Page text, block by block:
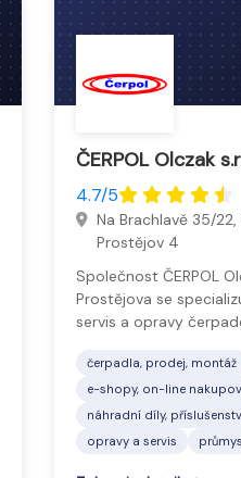
ČERPOL Olczak
4.7/5
Na Brachlavě 35/
Prostějov 4
Společnost ČERPOL
Prostějova se
servis a opravy
čerpadla, prodej, montáž
e-shopy, on-line
náhradní díly,
opravy a servis